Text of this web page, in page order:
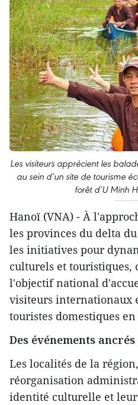
Les visiteurs apprécient les
au sein d’un site de tourisme
forêt d’U Minh
Hanoï (VNA) - À
les provinces du delta
les initiatives pour
culturels et touristiques,
l'objectif national
visiteurs internationaux
touristes domestiques en
Des événements
Les localités de la
réorganisation
identité culturelle et